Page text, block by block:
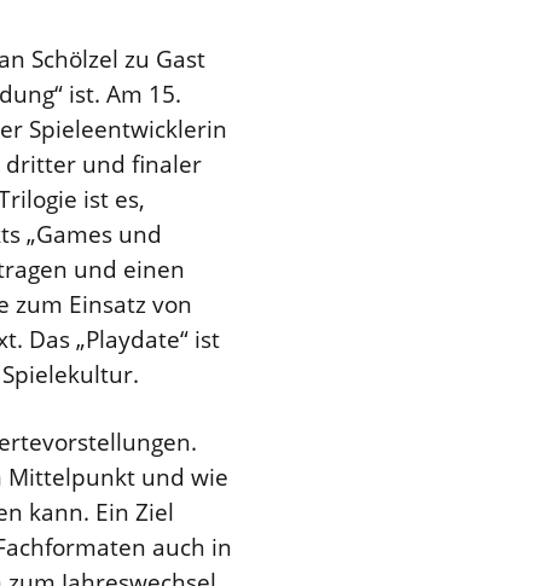
Schölzel zu Gast
ist. Am 15.
Spieleentwicklerin
dritter und finaler
ist es,
„Games und
und einen
zum Einsatz von
Das „Playdate“ ist
Mittelpunkt und wie
kann. Ein Ziel
auch in